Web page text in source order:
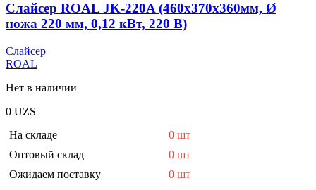
Слайсер ROAL JK-220A (460х370х360мм, Ø
ножа 220 мм, 0,12 кВт, 220 В)
Слайсер
ROAL
Нет в наличии
0 UZS
На складе
0 шт
Оптовый склад
0 шт
Ожидаем поставку
0 шт